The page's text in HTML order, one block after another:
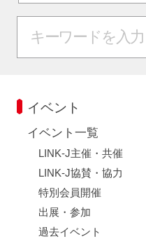
イベント
イベント一覧
LINK-J主催・共催
LINK-J協賛・協力
特別会員開催
出展・参加
過去イベント